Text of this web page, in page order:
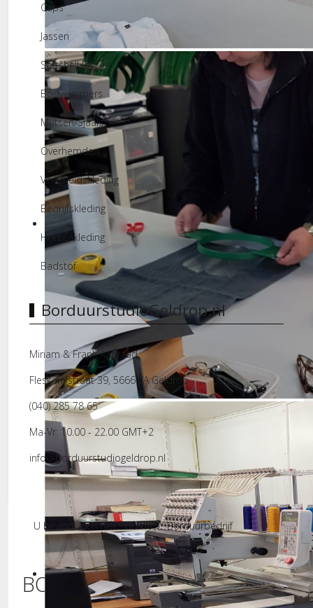
Borduurmachines
Borduurstudio
Caps
Jassen
Softshell Jassen
Bodywarmers
Mutsen/Sjaals
Overhemden
Veiligheidskleding
Bedrijfskleding
Horecakleding
Badstof
BorduurstudioGeldrop.nl
Miriam & Frank Aanraad
Fleskensstraat 39, 5666 TA Geldrop
(040) 285 78 65
Ma-Vr: 10.00 - 22.00 GMT+2
info@borduurstudiogeldrop.nl
U bevindt zich hier:Home Borduurbedrijf
BORDUURSTUDIO BEST